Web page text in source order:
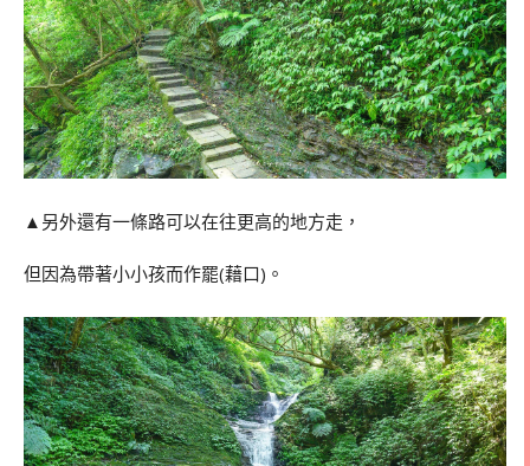
▲另外還有一條路可以在往更高的地方走，
但因為帶著小小孩而作罷(藉口)。